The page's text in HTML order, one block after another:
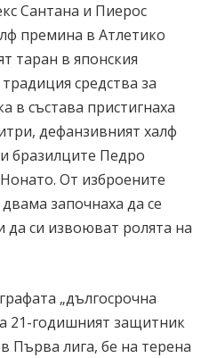
Сантана и Пиерос
премина в Атлетико
таран в японския
средства за
в състава пристигнаха
дефанзивният халф
бразилците Педро
От изброените
започнаха да се
да си извоюват ролята на
„дългосрочна
21-годишният защитник
Първа лига, бе на терена